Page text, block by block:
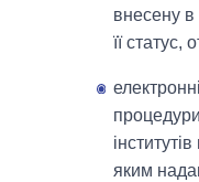
внесену в
її статус,
яким